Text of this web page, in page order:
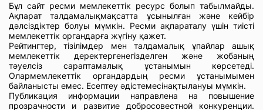
Бұл сайт ресми мемлекеттік ресурс болып табылмайды.
Ақпарат талдамалықмақсатта ұсынылған және кейбір
дәлсіздіктер болуы мүмкін. Ресми ақпараталу үшін тиісті
мемлекеттік органдарға жүгіну қажет.
Рейтингтер, тізілімдер мен талдамалық ұпайлар ашық
мемлекеттік деректергенегізделген және жобаның
тәуелсіз сараптамалық ұстанымын көрсетеді.
Олармемлекеттік органдардың ресми ұстанымымен
байланысты емес. Есептеу әдістемесінақтылануы мүмкін.
Публикация информации направлена на повышение
прозрачности и развитие добросовестной конкуренции.